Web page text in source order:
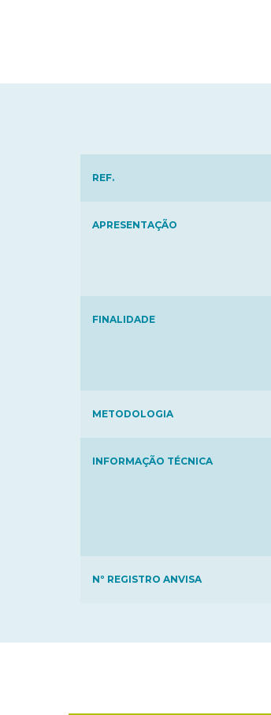
REF.
APRESENTAÇÃO
FINALIDADE
METODOLOGIA
INFORMAÇÃO TÉCNICA
Nº REGISTRO ANVISA